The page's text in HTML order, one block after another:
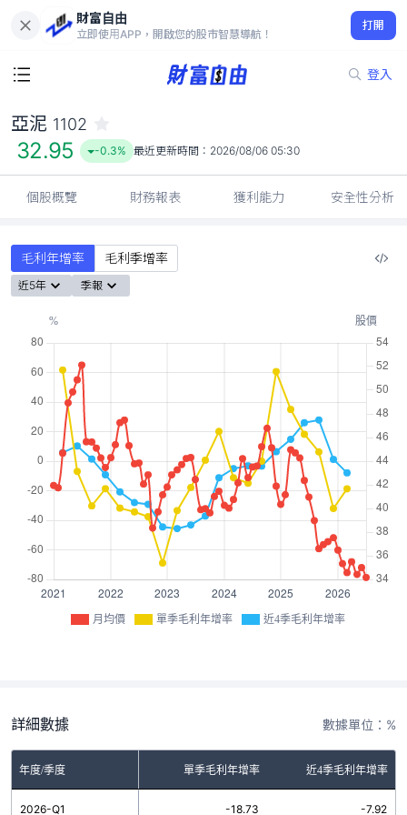
財富自由
立即使用APP，開啟您的股市智慧導航！
打開
登入
32.95
-0.3%
亞泥 1102
32.95 -0.3% 最近更新時間： 2026/08/06 05:30
個股概覽 財務報表 獲利能力 安全性分析
毛利年增率 毛利季增率
近5年 季報
月均價 單季毛利年增率 近4季毛利年增率
詳細數據 數據單位：%
年度/季度 單季毛利年增率 近4季毛利年增率
2026-Q1 -18.73 -7.92